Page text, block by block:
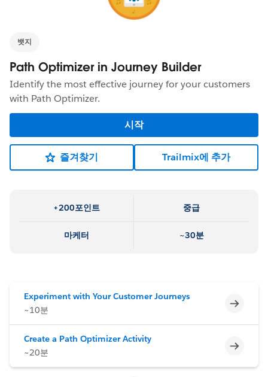
뱃지
Path Optimizer in Journey Builder
Identify the most effective journey for your customers
with Path Optimizer.
시작
즐겨찾기 Trailmix에 추가
+200포인트 중급
마케터 ~30분
Experiment with Your Customer Journeys
~10분
미완료
Create a Path Optimizer Activity
~20분
미완료